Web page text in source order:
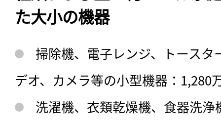
た大小の機器
掃除機、電子レンジ、トース
デオ、カメラ等の小型機器：1,280
洗濯機、衣類乾燥機、食器洗